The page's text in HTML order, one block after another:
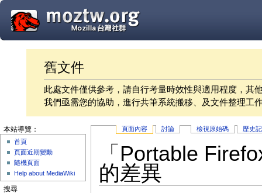
舊文件
此處文件僅供參考，請自行考量時效性與適用程度，其
我們亟需您的協助，進行共筆系統搬移、及文件整理工
頁面內容 討論 檢視原始碼 歷史
「Portable
的差異
本站導覽：
首頁
頁面近期變動
隨機頁面
Help about MediaWiki
搜尋